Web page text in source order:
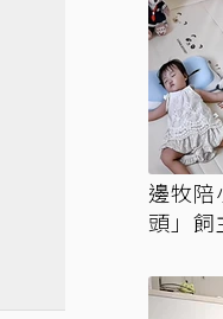
邊牧陪
頭」飼